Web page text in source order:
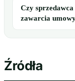
Czy
zawarcia
Źródła